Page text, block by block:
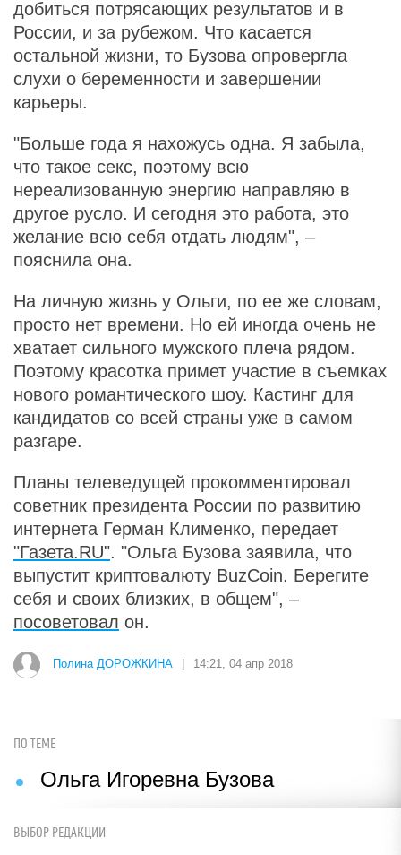
добиться потрясающих результатов и в
России, и за рубежом. Что касается
остальной жизни, то Бузова опровергла
слухи о беременности и завершении
карьеры.
"Больше года я нахожусь одна. Я забыла,
что такое секс, поэтому всю
нереализованную энергию направляю в
другое русло. И сегодня это работа, это
желание всю себя отдать людям", –
пояснила она.
На личную жизнь у Ольги, по ее же словам,
просто нет времени. Но ей иногда очень не
хватает сильного мужского плеча рядом.
Поэтому красотка примет участие в съемках
нового романтического шоу. Кастинг для
кандидатов со всей страны уже в самом
разгаре.
Планы телеведущей прокомментировал
советник президента России по развитию
интернета Герман Клименко, передает
"Газета.RU". "Ольга Бузова заявила, что
выпустит криптовалюту BuzCoin. Берегите
себя и своих близких, в общем", –
посоветовал он.
Полина ДОРОЖКИНА 14:21, 04 апр 2018
ПО ТЕМЕ
Ольга Игоревна Бузова
ВЫБОР РЕДАКЦИИ